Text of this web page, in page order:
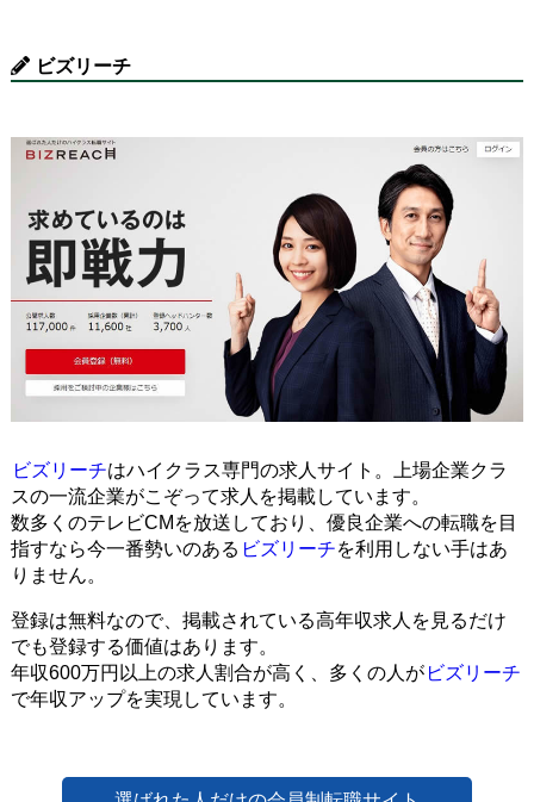
ビズリーチ
ビズリーチはハイクラス専門の求人サイト。上場企業クラ
スの一流企業がこぞって求人を掲載しています。
数多くのテレビCMを放送しており、優良企業への転職を目
指すなら今一番勢いのある ビズリーチを利用しない手はあ
りません。
登録は無料なので、掲載されている高年収求人を見るだけ
でも登録する価値はあります。
年収600万円以上の求人割合が高く、多くの人が ビズリーチ
で年収アップを実現しています。